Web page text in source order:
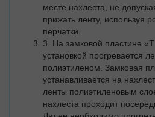
месте нахлеста, не
прижать ленту, используя
перчатки.
3. На замковой пластине
установкой прогревается
полиэтиленом. Замковая
устанавливается на
ленты полиэтиленовым
нахлеста проходит